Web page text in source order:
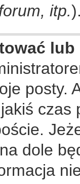
itp.
posty.
dole